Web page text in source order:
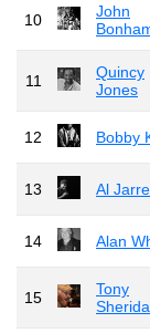
10
John
11
Quincy
Jones
12 Bobby
13 Al
14 Alan
15
Tony